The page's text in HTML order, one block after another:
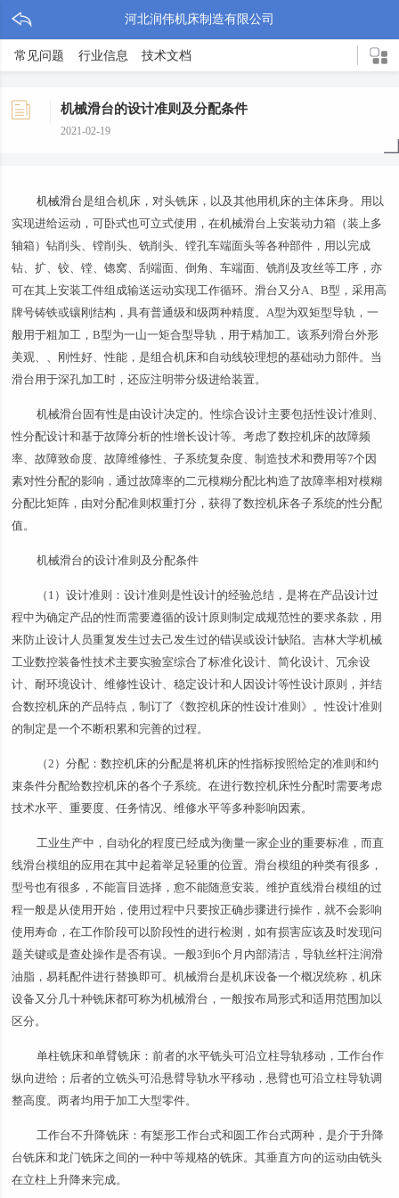
河北润伟机床制造有限公司
常见问题 行业信息 技术文档
机械滑台的设计准则及分配条件
2021-02-19
机械滑台是组合机床，对头铣床，以及其他用机床的主体床身。用以
实现进给运动，可卧式也可立式使用，在机械滑台上安装动力箱（装上多
轴箱）钻削头、镗削头、铣削头、镗孔车端面头等各种部件，用以完成
钻、扩、铰、镗、锪窝、刮端面、倒角、车端面、铣削及攻丝等工序，亦
可在其上安装工件组成输送运动实现工作循环。滑台又分A、B型，采用高
牌号铸铁或镶刚结构，具有普通级和级两种精度。A型为双矩型导轨，一
般用于粗加工，B型为一山一矩合型导轨，用于精加工。该系列滑台外形
美观、、刚性好、性能，是组合机床和自动线较理想的基础动力部件。当
滑台用于深孔加工时，还应注明带分级进给装置。
机械滑台固有性是由设计决定的。性综合设计主要包括性设计准则、
性分配设计和基于故障分析的性增长设计等。考虑了数控机床的故障频
率、故障致命度、故障维修性、子系统复杂度、制造技术和费用等7个因
素对性分配的影响，通过故障率的二元模糊分配比构造了故障率相对模糊
分配比矩阵，由对分配准则权重打分，获得了数控机床各子系统的性分配
值。
机械滑台的设计准则及分配条件
（1）设计准则：设计准则是性设计的经验总结，是将在产品设计过
程中为确定产品的性而需要遵循的设计原则制定成规范性的要求条款，用
来防止设计人员重复发生过去己发生过的错误或设计缺陷。吉林大学机械
工业数控装备性技术主要实验室综合了标准化设计、简化设计、冗余设
计、耐环境设计、维修性设计、稳定设计和人因设计等性设计原则，并结
合数控机床的产品特点，制订了《数控机床的性设计准则》。性设计准则
的制定是一个不断积累和完善的过程。
（2）分配：数控机床的分配是将机床的性指标按照给定的准则和约
束条件分配给数控机床的各个子系统。在进行数控机床性分配时需要考虑
技术水平、重要度、任务情况、维修水平等多种影响因素。
工业生产中，自动化的程度已经成为衡量一家企业的重要标准，而直
线滑台模组的应用在其中起着举足轻重的位置。滑台模组的种类有很多，
型号也有很多，不能盲目选择，愈不能随意安装。维护直线滑台模组的过
程一般是从使用开始，使用过程中只要按正确步骤进行操作，就不会影响
使用寿命，在工作阶段可以阶段性的进行检测，如有损害应该及时发现问
题关键或是查处操作是否有误。一般3到6个月内部清洁，导轨丝杆注润滑
油脂，易耗配件进行替换即可。机械滑台是机床设备一个概况统称，机床
设备又分几十种铣床都可称为机械滑台，一般按布局形式和适用范围加以
区分。
单柱铣床和单臂铣床：前者的水平铣头可沿立柱导轨移动，工作台作
纵向进给；后者的立铣头可沿悬臂导轨水平移动，悬臂也可沿立柱导轨调
整高度。两者均用于加工大型零件。
工作台不升降铣床：有榘形工作台式和圆工作台式两种，是介于升降
台铣床和龙门铣床之间的一种中等规格的铣床。其垂直方向的运动由铣头
在立柱上升降来完成。